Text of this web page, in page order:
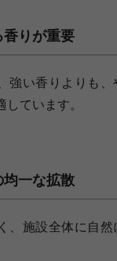
りが重要
強い香りよりも
ています。
一な拡散
、施設全体に自